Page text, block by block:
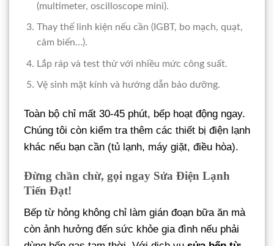
(multimeter, oscilloscope mini).
Thay thế linh kiện nếu cần (IGBT, bo mạch, quạt,
cảm biến…).
Lắp ráp và test thử với nhiều mức công suất.
Vệ sinh mặt kính và hướng dẫn bảo dưỡng.
Toàn bộ chỉ mất 30-45 phút, bếp hoạt động ngay.
Chúng tôi còn kiểm tra thêm các thiết bị điện lạnh
khác nếu bạn cần (tủ lạnh, máy giặt, điều hòa).
Đừng chần chừ, gọi ngay Sửa Điện Lạnh
Tiến Đạt!
Bếp từ hỏng không chỉ làm gián đoạn bữa ăn mà
còn ảnh hưởng đến sức khỏe gia đình nếu phải